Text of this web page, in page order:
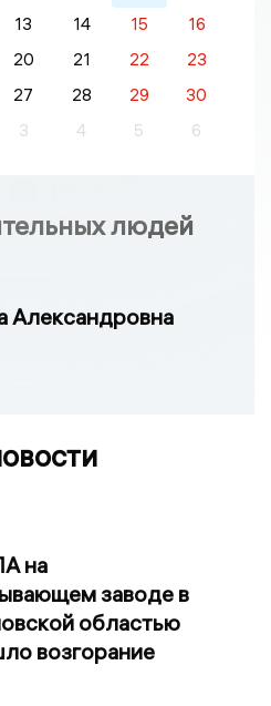
13 14 15
16
20 21 22
23
27 28 29
30
3 4 5 6
людей
Александровна
на
заводе в
областью
возгорание